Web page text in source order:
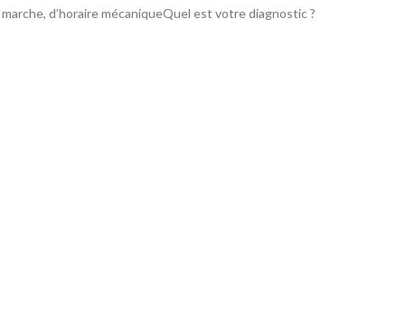
d’horaire mécaniqueQuel est votre diagnostic ?